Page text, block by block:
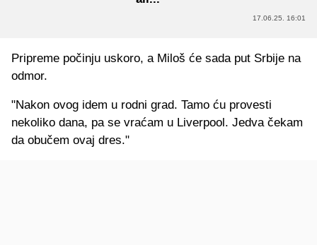
17.06.25. 16:01
Pripreme počinju uskoro, a Miloš će sada put Srbije na
odmor.
"Nakon ovog idem u rodni grad. Tamo ću provesti
nekoliko dana, pa se vraćam u Liverpool. Jedva čekam
da obučem ovaj dres."